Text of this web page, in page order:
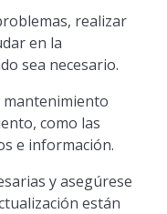
realizar
en la
sea necesario.
mantenimiento
como las
e información.
y asegúrese
están